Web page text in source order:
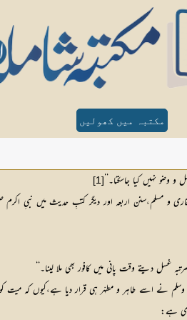
مکتبہ میں کھولیں
نہیں کیا جاسکتا۔‘‘ [1]
و مسلم،سنن اربعہ اور دیگر کتبِ حدیث میں نبیِ
دیتے وقت پانی میں کافور بھی ملا لینا۔‘‘
وسلم نے اسے طاہر و مطہّر ہی قرار دیا ہے،کیوں
ہے: